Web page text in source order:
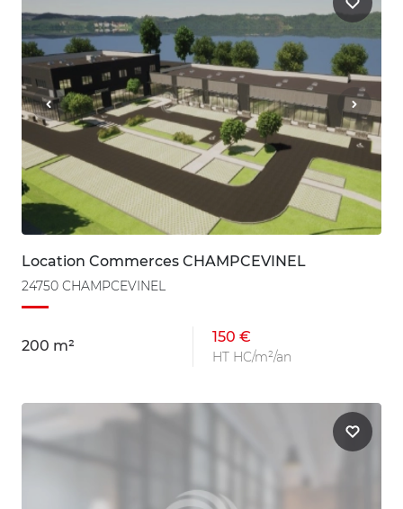
Location Commerces CHAMPCEVINEL
24750 CHAMPCEVINEL
200 m²
150 €
HT HC/m²/an